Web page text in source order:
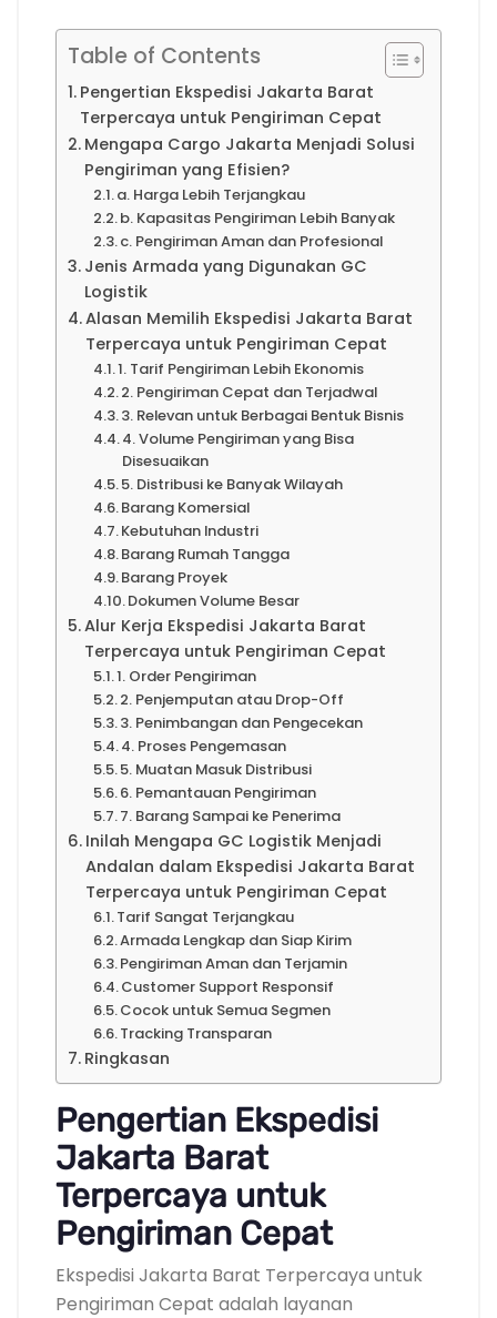
Table of Contents
Pengertian Ekspedisi Jakarta Barat
Terpercaya untuk Pengiriman Cepat
Mengapa Cargo Jakarta Menjadi Solusi
Pengiriman yang Efisien?
a. Harga Lebih Terjangkau
b. Kapasitas Pengiriman Lebih Banyak
c. Pengiriman Aman dan Profesional
Jenis Armada yang Digunakan GC
Logistik
Alasan Memilih Ekspedisi Jakarta Barat
Terpercaya untuk Pengiriman Cepat
1. Tarif Pengiriman Lebih Ekonomis
2. Pengiriman Cepat dan Terjadwal
3. Relevan untuk Berbagai Bentuk Bisnis
4. Volume Pengiriman yang Bisa
Disesuaikan
5. Distribusi ke Banyak Wilayah
Barang Komersial
Kebutuhan Industri
Barang Rumah Tangga
Barang Proyek
Dokumen Volume Besar
Alur Kerja Ekspedisi Jakarta Barat
Terpercaya untuk Pengiriman Cepat
1. Order Pengiriman
2. Penjemputan atau Drop-Off
3. Penimbangan dan Pengecekan
4. Proses Pengemasan
5. Muatan Masuk Distribusi
6. Pemantauan Pengiriman
7. Barang Sampai ke Penerima
Inilah Mengapa GC Logistik Menjadi
Andalan dalam Ekspedisi Jakarta Barat
Terpercaya untuk Pengiriman Cepat
Tarif Sangat Terjangkau
Armada Lengkap dan Siap Kirim
Pengiriman Aman dan Terjamin
Customer Support Responsif
Cocok untuk Semua Segmen
Tracking Transparan
Ringkasan
Pengertian Ekspedisi
Jakarta Barat
Terpercaya untuk
Pengiriman Cepat
Ekspedisi Jakarta Barat Terpercaya untuk
Pengiriman Cepat adalah layanan